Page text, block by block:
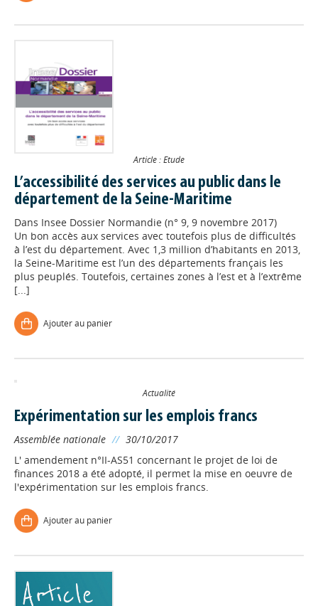
Article : Etude
L’accessibilité des services au public dans le
département de la Seine-Maritime
Dans Insee Dossier Normandie (n° 9, 9 novembre 2017)
Un bon accès aux services avec toutefois plus de difficultés
à l’est du département. Avec 1,3 million d’habitants en 2013,
la Seine-Maritime est l’un des départements français les
plus peuplés. Toutefois, certaines zones à l’est et à l’extrême
[...]
Ajouter au panier
Actualité
Expérimentation sur les emplois francs
Assemblée nationale // 30/10/2017
L' amendement n°II-AS51 concernant le projet de loi de
finances 2018 a été adopté, il permet la mise en oeuvre de
l'expérimentation sur les emplois francs.
Ajouter au panier